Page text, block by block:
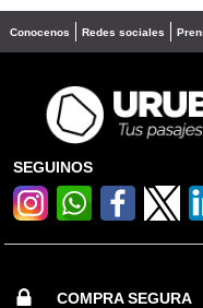
Conocenos Redes sociales
SEGUINOS
COMPRA SEGURA